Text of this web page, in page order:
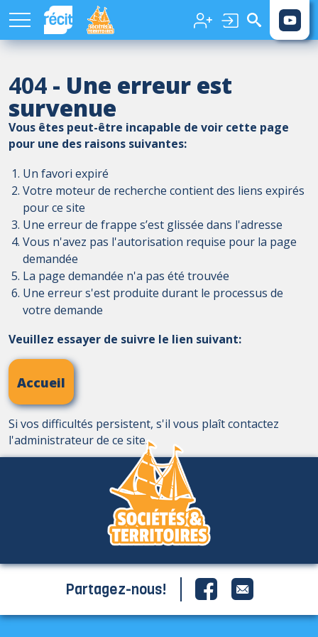
Aller au contenu principal
404 - Une erreur est
survenue
Vous êtes peut-être incapable de voir cette page
pour une des raisons suivantes:
Un favori expiré
Votre moteur de recherche contient des liens expirés
pour ce site
Une erreur de frappe s’est glissée dans l'adresse
Vous n'avez pas l'autorisation requise pour la page
demandée
La page demandée n'a pas été trouvée
Une erreur s'est produite durant le processus de
votre demande
Veuillez essayer de suivre le lien suivant:
Accueil
Si vos difficultés persistent, s'il vous plaît contactez
l'administrateur de ce site.
Partagez-nous!